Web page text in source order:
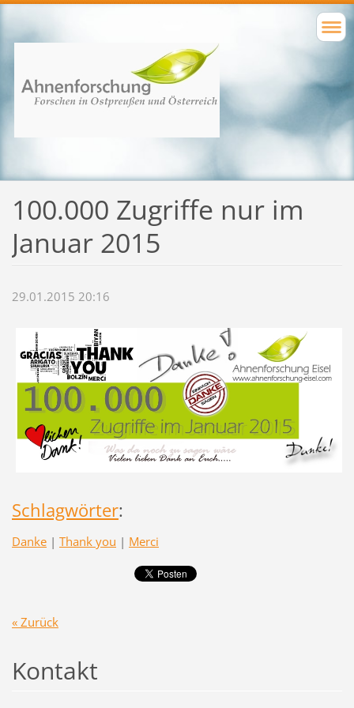
100.000 Zugriffe nur im
Januar 2015
29.01.2015 20:16
Schlagwörter:
Danke | Thank you | Merci
« Zurück
Kontakt